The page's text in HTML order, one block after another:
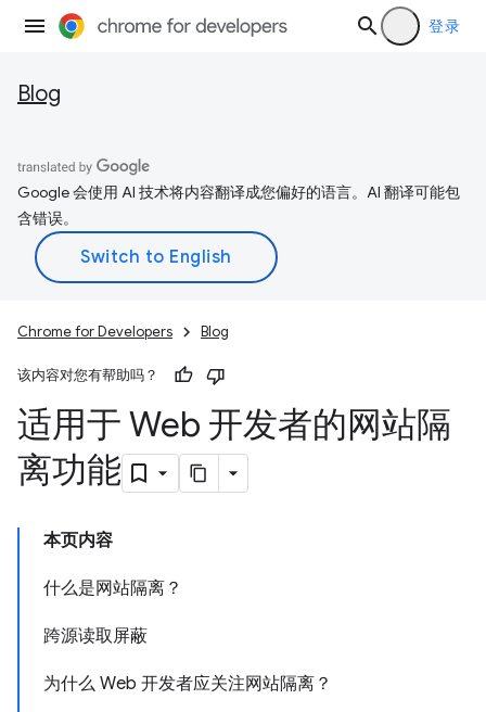
登录
Blog
Google 会使用 AI 技术将内容翻译成您偏好的语言。AI 翻译可能包
含错误。
Chrome for Developers Blog
该内容对您有帮助吗？
适用于 Web 开发者的网站隔
离功能
本页内容
什么是网站隔离？
跨源读取屏蔽
为什么 Web 开发者应关注网站隔离？